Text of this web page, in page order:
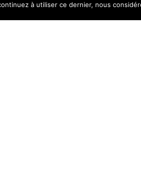
à utiliser ce dernier, nous